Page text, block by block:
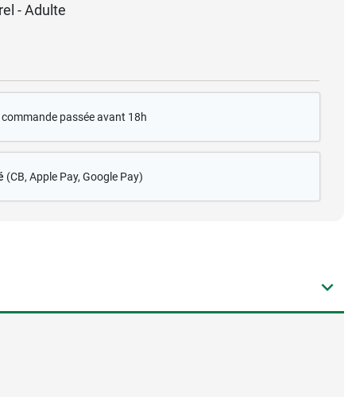
- Adulte
passée avant 18h
(CB, Apple Pay, Google Pay)